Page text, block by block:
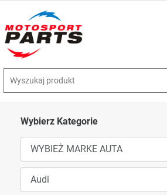
Wybierz Kategorie